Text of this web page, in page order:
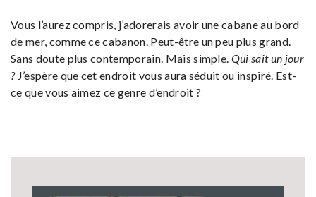
Vous l’aurez compris, j’adorerais avoir une cabane au bord
de mer, comme ce cabanon. Peut-être un peu plus grand.
Sans doute plus contemporain. Mais simple. Qui sait un jour
?J’espère que cet endroit vous aura séduit ou inspiré. Est-
ce que vous aimez ce genre d’endroit ?